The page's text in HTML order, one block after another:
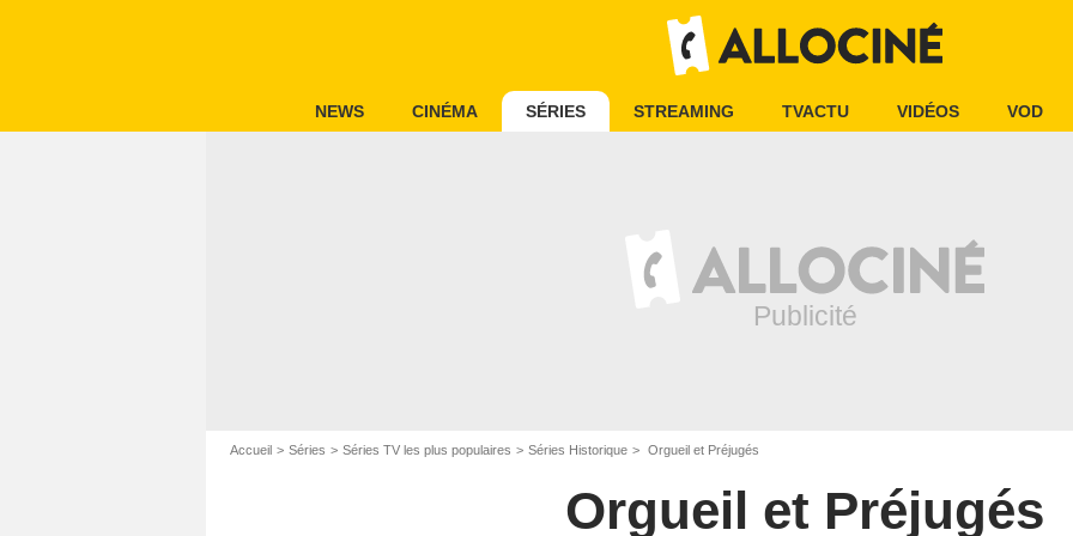
NEWS CINÉMA SÉRIES STREAMING TVACTU VIDÉOS VOD
Accueil Séries Séries TV les plus populaires Séries Historique Orgueil et Préjugés
Orgueil et Préjugés